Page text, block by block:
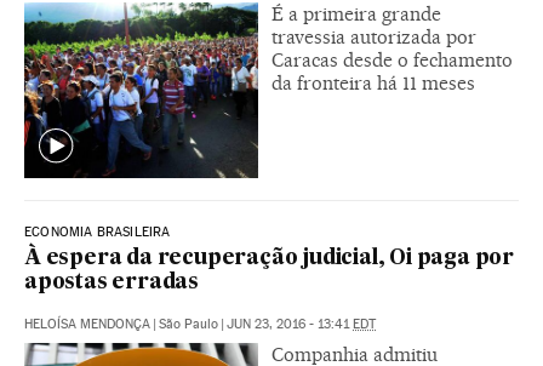
É a primeira grande
travessia autorizada por
Caracas desde o fechamento
da fronteira há 11 meses
ECONOMIA BRASILEIRA
À espera da recuperação judicial, Oi paga por
apostas erradas
HELOÍSA MENDONÇA | São Paulo | JUN 23, 2016 - 13:41EDT
Companhia admitiu